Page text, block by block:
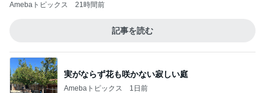
Amebaトピックス 21時間前
記事を読む
実がならず花も咲かない寂しい庭
Amebaトピックス 1日前